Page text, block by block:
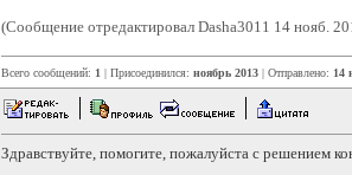
(Сообщение отредактировал Dasha3011 14 нояб.
Всего сообщений: 1 | Присоединился: ноябрь 2013 | Отправлено: 14
Здравствуйте, помогите, пожалуйста с решением